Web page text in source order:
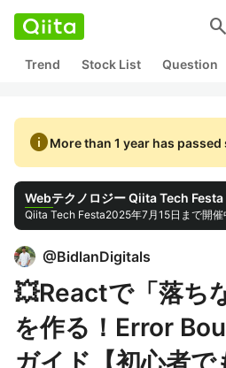
search
Trend Stock List Question
infoMore than 1 year has
Webテクノロジー Qiita Tech
Qiita Tech Festa2025年7月15日まで開催
@BidlanDigitals
💥Reactで「落ち
を作る！Error
ガイド【初心者で